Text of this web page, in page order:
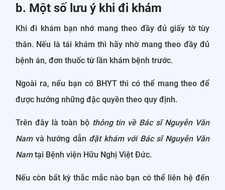
b. Một số lưu ý khi đi khám
Khi đi khám bạn nhớ mang theo đầy đủ giấy tờ tùy
thân. Nếu là tái khám thì hãy nhờ mang theo đầy đủ
bệnh án, đơn thuốc từ lần khám bệnh trước.
Ngoài ra, nếu bạn có BHYT thì có thể mang theo để
được hưởng những đặc quyền theo quy định.
Trên đây là toàn bộ thông tin về Bác sĩ Nguyễn Văn
Namvà hướng dẫn đặt khám với Bác sĩ Nguyễn Văn
Namtại Bệnh viện Hữu Nghị Việt Đức.
Nếu còn bất kỳ thắc mắc nào bạn có thể liên hệ đến